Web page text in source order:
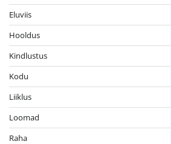
Eluviis
Hooldus
Kindlustus
Kodu
Liiklus
Loomad
Raha